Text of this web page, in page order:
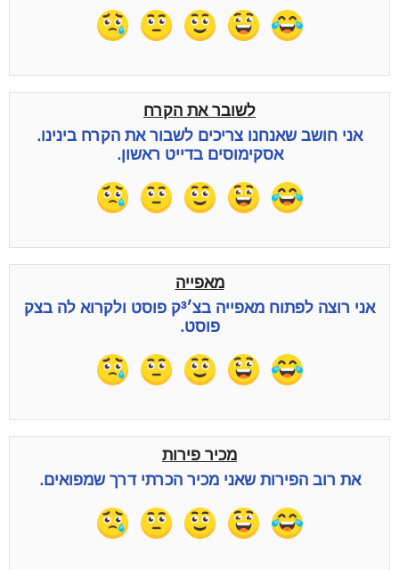
לשובר את הקרח
אני חושב שאנחנו צריכים לשבור את הקרח בינינו.
אסקימוסים בדייט ראשון.
מאפייה
אני רוצה לפתוח מאפייה בצ׳³ק פוסט ולקרוא לה בצק
פוסט.
מכיר פירות
את רוב הפירות שאני מכיר הכרתי דרך שמפואים.